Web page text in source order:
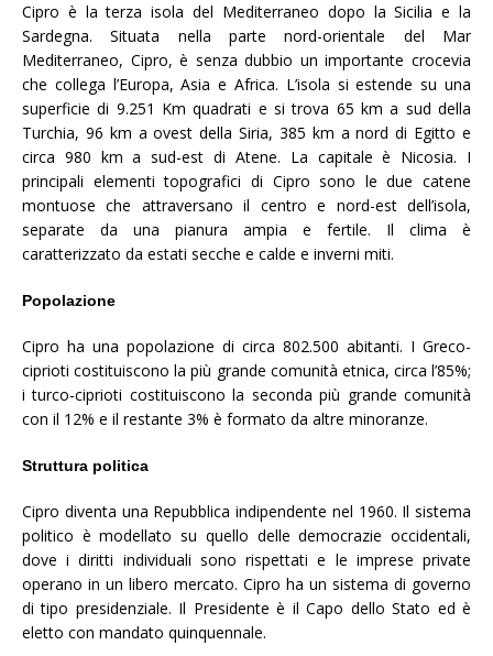
Cipro è la terza isola del Mediterraneo dopo la Sicilia e la
Sardegna. Situata nella parte nord-orientale del Mar
Mediterraneo, Cipro, è senza dubbio un importante crocevia
che collega l’Europa, Asia e Africa. L’isola si estende su una
superficie di 9.251 Km quadrati e si trova 65 km a sud della
Turchia, 96 km a ovest della Siria, 385 km a nord di Egitto e
circa 980 km a sud-est di Atene. La capitale è Nicosia. I
principali elementi topografici di Cipro sono le due catene
montuose che attraversano il centro e nord-est dell’isola,
separate da una pianura ampia e fertile. Il clima è
caratterizzato da estati secche e calde e inverni miti.
Popolazione
Cipro ha una popolazione di circa 802.500 abitanti. I Greco-
ciprioti costituiscono la più grande comunità etnica, circa l’85%;
i turco-ciprioti costituiscono la seconda più grande comunità
con il 12% e il restante 3% è formato da altre minoranze.
Struttura politica
Cipro diventa una Repubblica indipendente nel 1960. Il sistema
politico è modellato su quello delle democrazie occidentali,
dove i diritti individuali sono rispettati e le imprese private
operano in un libero mercato. Cipro ha un sistema di governo
di tipo presidenziale. Il Presidente è il Capo dello Stato ed è
eletto con mandato quinquennale.